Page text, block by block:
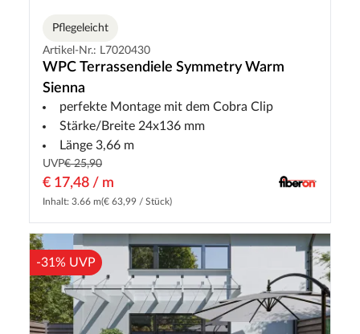
Pflegeleicht
Artikel-Nr.: L7020430
WPC Terrassendiele Symmetry Warm
Sienna
perfekte Montage mit dem Cobra Clip
Stärke/Breite 24x136 mm
Länge 3,66 m
UVP€ 25,90
€ 17,48 / m
Inhalt: 3.66 m(€ 63,99 / Stück)
-31% UVP